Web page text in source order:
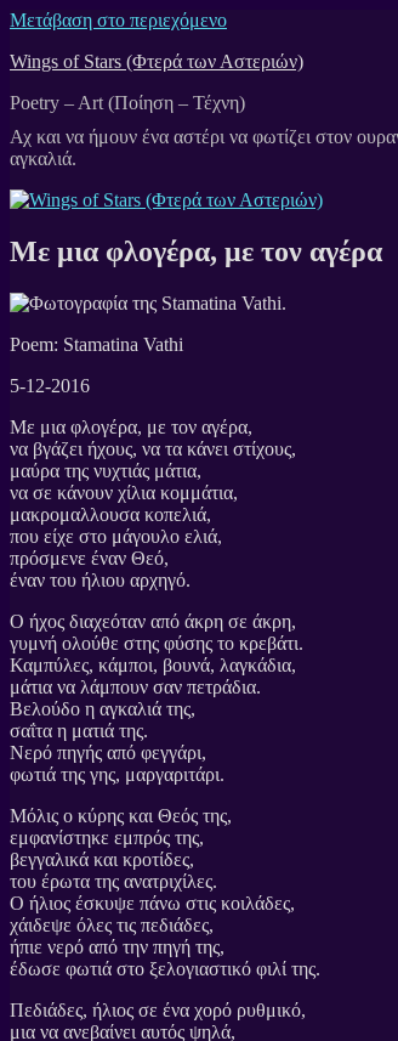
Μετάβαση στο περιεχόμενο
Wings of Stars (Φτερά των Αστεριών)
Poetry – Art (Ποίηση – Τέχνη)
Με μια φλογέρα, με τον αγέρα
Poem: Stamatina Vathi
5-12-2016
Με μια φλογέρα, με τον αγέρα,
να βγάζει ήχους, να τα κάνει στίχους,
μαύρα της νυχτιάς μάτια,
να σε κάνουν χίλια κομμάτια,
μακρομαλλουσα κοπελιά,
που είχε στο μάγουλο ελιά,
πρόσμενε έναν Θεό,
έναν του ήλιου αρχηγό.
Ο ήχος διαχεόταν από άκρη σε άκρη,
γυμνή ολούθε στης φύσης το κρεβάτι.
Καμπύλες, κάμποι, βουνά, λαγκάδια,
μάτια να λάμπουν σαν πετράδια.
Βελούδο η αγκαλιά της,
σαΐτα η ματιά της.
Νερό πηγής από φεγγάρι,
φωτιά της γης, μαργαριτάρι.
Μόλις ο κύρης και Θεός της,
εμφανίστηκε εμπρός της,
βεγγαλικά και κροτίδες,
του έρωτα της ανατριχίλες.
Ο ήλιος έσκυψε πάνω στις κοιλάδες,
χάιδεψε όλες τις πεδιάδες,
ήπιε νερό από την πηγή της,
έδωσε φωτιά στο ξελογιαστικό φιλί της.
Πεδιάδες, ήλιος σε ένα χορό ρυθμικό,
μια να ανεβαίνει αυτός ψηλά,